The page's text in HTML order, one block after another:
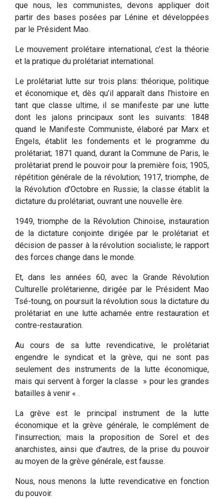
que nous, les communistes, devons appliquer doit
partir des bases posées par Lénine et développées
par le Président Mao.
Le mouvement prolétaire international, c’est la théorie
et la pratique du prolétariat international.
Le prolétariat lutte sur trois plans: théorique, politique
et économique et, dès qu’il apparaît dans l’histoire en
tant que classe ultime, il se manifeste par une lutte
dont les jalons principaux sont les suivants: 1848
quand le Manifeste Communiste, élaboré par Marx et
Engels, établit les fondements et le programme du
prolétariat; 1871 quand, durant la Commune de Paris, le
prolétariat prend le pouvoir pour la première fois; 1905,
répétition générale de la révolution; 1917, triomphe, de
la Révolution d’Octobre en Russie; la classe établit la
dictature du prolétariat, ouvrant une nouvelle ère.
1949, triomphe de la Révolution Chinoise, instauration
de la dictature conjointe dirigée par le prolétariat et
décision de passer à la révolution socialiste; le rapport
des forces change dans le monde.
Et, dans les années 60, avec la Grande Révolution
Culturelle prolétarienne, dirigée par le Président Mao
Tsé-toung, on poursuit la révolution sous la dictature du
prolétariat en une lutte acharnée entre restauration et
contre-restauration.
Au cours de sa lutte revendicative, le prolétariat
engendre le syndicat et la grève, qui ne sont pas
seulement des instruments de la lutte économique,
mais qui servent à forger la classe » pour les grandes
batailles à venir « .
La grève est le principal instrument de la lutte
économique et la grève générale, le complément de
l’insurrection; mais la proposition de Sorel et des
anarchistes, ainsi que d’autres, de la prise du pouvoir
au moyen de la grève générale, est fausse.
Nous, nous menons la lutte revendicative en fonction
du pouvoir.